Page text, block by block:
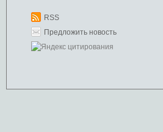
RSS
Предложить новость